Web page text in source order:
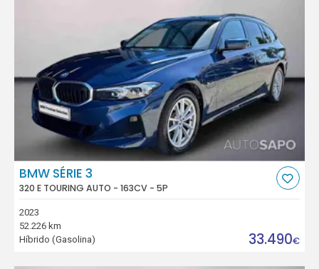
BMW SÉRIE 3
320 E TOURING AUTO - 163CV - 5P
2023
52.226 km
Híbrido (Gasolina)
33.490€